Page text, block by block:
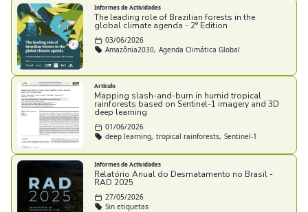
Informes de Actividades
The leading role of Brazilian forests in the
global climate agenda - 2° Edition
03/06/2026
Amazônia2030, Agenda Climática Global
Artículo
Mapping slash-and-burn in humid tropical
rainforests based on Sentinel-1 imagery and 3D
deep learning
01/06/2026
deep learning, tropical rainforests, Sentinel-1
Informes de Actividades
Relatório Anual do Desmatamento no Brasil -
RAD 2025
27/05/2026
Sin etiquetas